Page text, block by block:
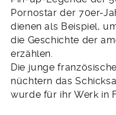
Pornostar der 70er-
dienen als Beispiel,
die Geschichte der
erzählen.
Die junge
nüchtern das
wurde für ihr Werk in